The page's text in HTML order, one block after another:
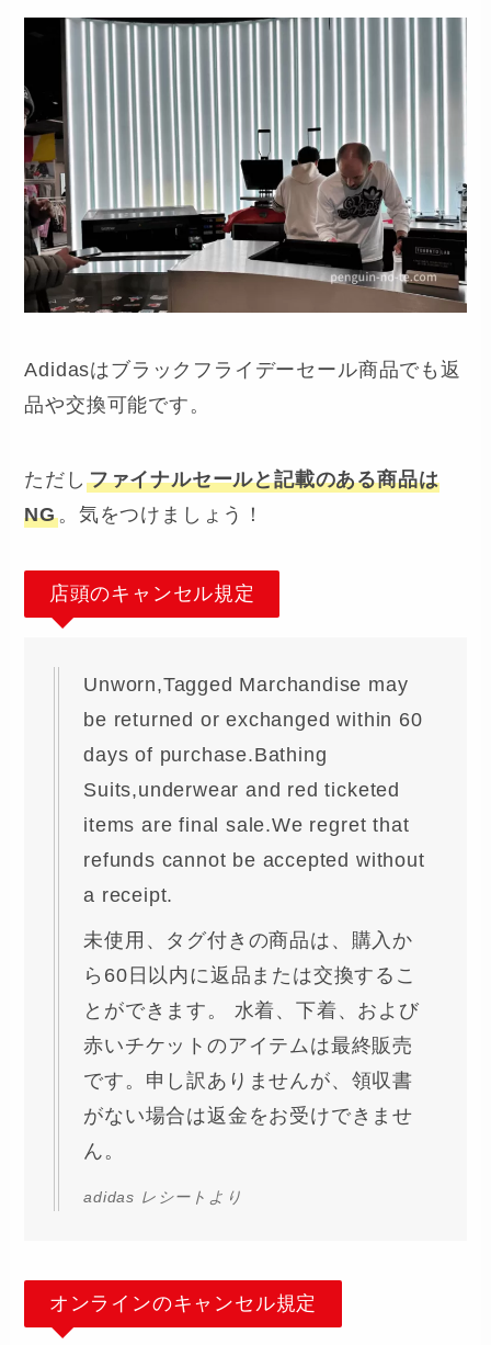
Adidasはブラックフライデーセール商品でも返
品や交換可能です。
ただし ファイナルセールと記載のある商品は
NG。気をつけましょう！
店頭のキャンセル規定
Unworn,Tagged Marchandise may
be returned or exchanged within 60
days of purchase.Bathing
Suits,underwear and red ticketed
items are final sale.We regret that
refunds cannot be accepted without
a receipt.
未使用、タグ付きの商品は、購入か
ら60日以内に返品または交換するこ
とができます。 水着、下着、および
赤いチケットのアイテムは最終販売
です。申し訳ありませんが、領収書
がない場合は返金をお受けできませ
ん。
adidas レシートより
オンラインのキャンセル規定